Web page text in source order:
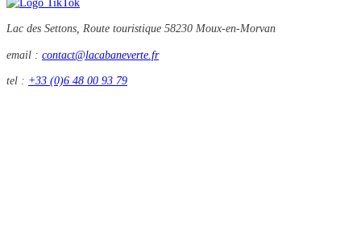
Lac des Settons, Route touristique 58230 Moux-en-Morvan
email : contact@lacabaneverte.fr
tel : +33 (0)6 48 00 93 79